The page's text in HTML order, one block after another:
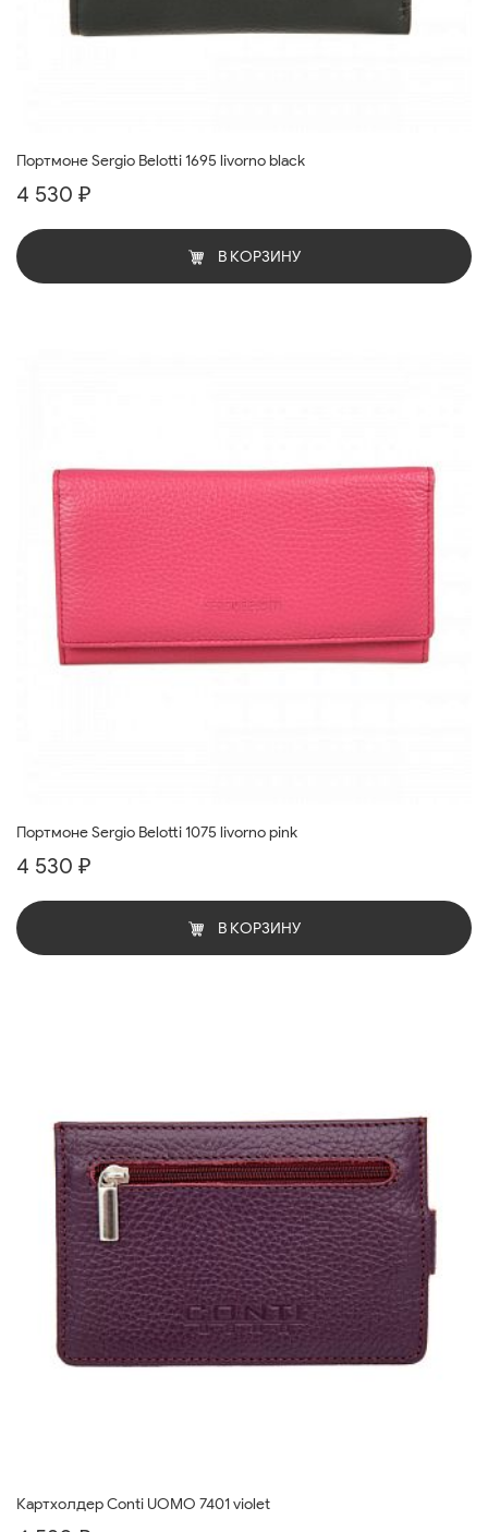
Портмоне Sergio Belotti 1695 livorno black
4 530 ₽
В КОРЗИНУ
Портмоне Sergio Belotti 1075 livorno pink
4 530 ₽
В КОРЗИНУ
Картхолдер Conti UOMO 7401 violet